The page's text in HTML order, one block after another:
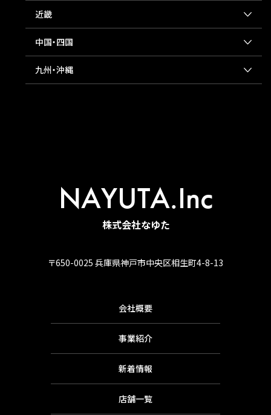
近畿
中国・四国
九州・沖縄
NAYUTA.Inc
株式会社なゆた
〒650-0025 兵庫県神戸市中央区相生町4-8-13
会社概要
事業紹介
新着情報
店舗一覧